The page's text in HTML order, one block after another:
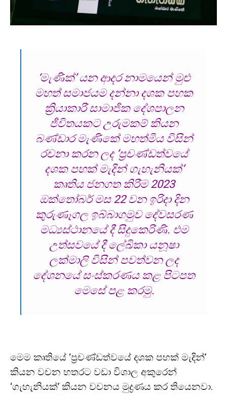
‘මැණික්’ යන ආදර නාමයෙන් මුළු
මහත් සමාජයම දන්නා දශක පහක
ක්‍රියාකාරී සාමාජික දේශපාලන
ජීවිතයකට උරුමකම් කියන
බණ්ඩාර මැණිකේ මහත්මිය විසින්
රචනා කරන ලද ‘ප්‍රචණ්ඩත්වයේ
දශක පහක් මැදින් ගැහැනියක්’
කෘතිය ජනගත කිරීම 2023
ඔක්තෝබර් මස 22 වන ඉරිදා දින
කුරුණෑගල ඉබ්බාගමුව දේවසරණ
මධ්‍යස්ථානයේ දී සිදුකෙරිණි. එම
උත්සවයේ දී ලේඛිකා යනූෂා
ලක්මාලි විසින් පවත්වන ලද
දේශනයේ සංස්කරණය කළ පිටපත
මෙසේ පළ කරමු.
මෙම කෘතියේ ‘ප්‍රචණ්ඩත්වයේ දශක පහක් මැදින්’
කියන වචන හතරට වඩා විශාල අකුරෙන්
‘ගැහැනියක්’ කියන වචනය මුද්‍රණය කර තියෙනවා.